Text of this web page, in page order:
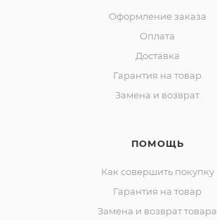
Оформление заказа
Оплата
Доставка
Гарантия на товар
Замена и возврат
ПОМОЩЬ
Как совершить покупку
Гарантия на товар
Замена и возврат товара